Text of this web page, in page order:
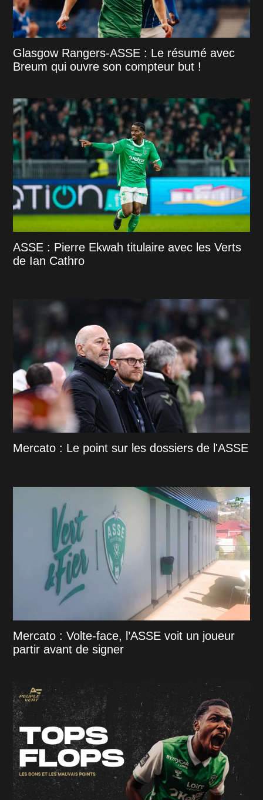
Glasgow Rangers-ASSE : Le résumé avec
Breum qui ouvre son compteur but !
ASSE : Pierre Ekwah titulaire avec les Verts
de Ian Cathro
Mercato : Le point sur les dossiers de l'ASSE
Mercato : Volte-face, l’ASSE voit un joueur
partir avant de signer